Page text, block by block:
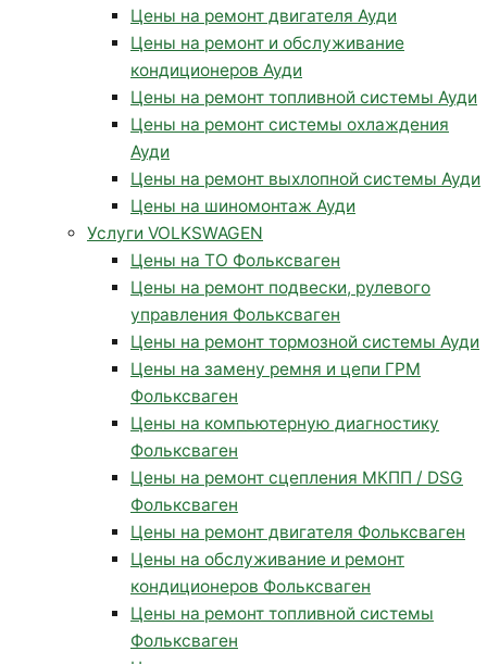
Цены на ремонт двигателя Ауди
Цены на ремонт и обслуживание
кондиционеров Ауди
Цены на ремонт топливной системы Ауди
Цены на ремонт системы охлаждения
Ауди
Цены на ремонт выхлопной системы Ауди
Цены на шиномонтаж Ауди
Услуги VOLKSWAGEN
Цены на ТО Фольксваген
Цены на ремонт подвески, рулевого
управления Фольксваген
Цены на ремонт тормозной системы Ауди
Цены на замену ремня и цепи ГРМ
Фольксваген
Цены на компьютерную диагностику
Фольксваген
Цены на ремонт сцепления МКПП / DSG
Фольксваген
Цены на ремонт двигателя Фольксваген
Цены на обслуживание и ремонт
кондиционеров Фольксваген
Цены на ремонт топливной системы
Фольксваген